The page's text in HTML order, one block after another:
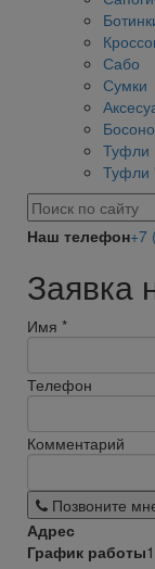
Сабо
Сумки
Туфли
Туфли
Наш телефон+7
Заявка
Имя *
Телефон
Комментарий
Позвоните
Адрес
График работы